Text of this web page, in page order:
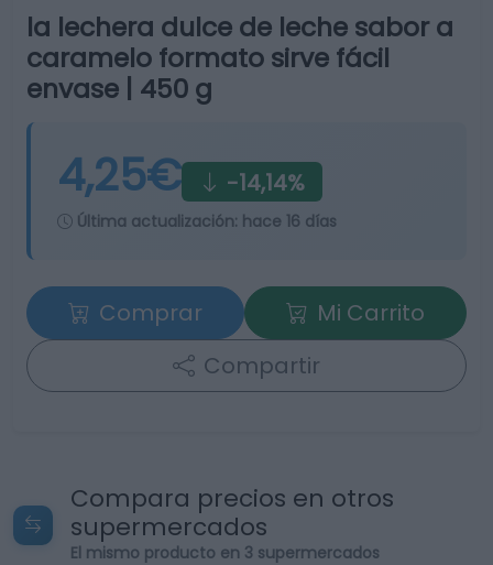
la lechera dulce de leche sabor a
caramelo formato sirve fácil
envase | 450 g
4,25€ -14,14%
Última actualización: hace 16 días
Comprar
Mi Carrito
Compartir
Compara precios en otros
supermercados
El mismo producto en 3 supermercados